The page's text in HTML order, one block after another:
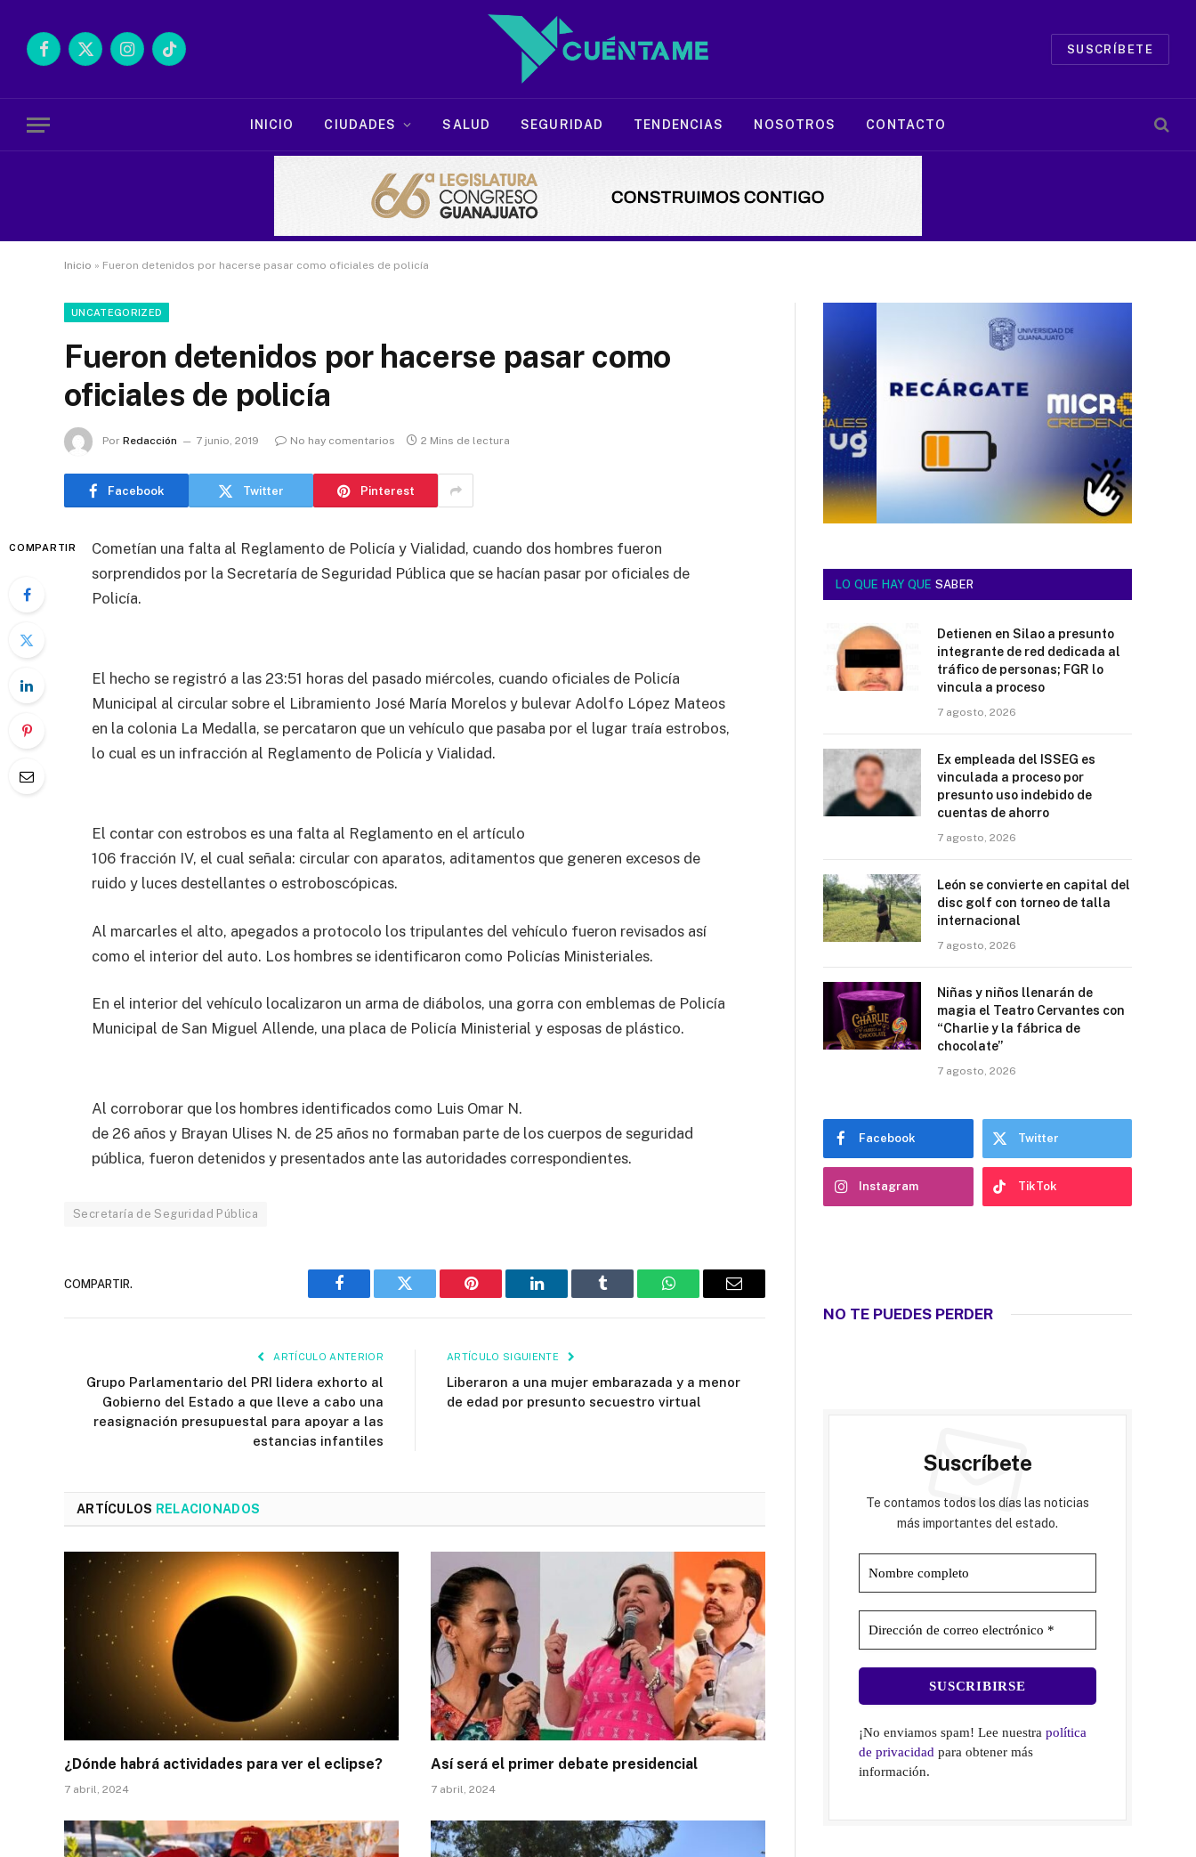
Facebook
X
InstagramTikTok
SUSCRÍBETE
INICIO CIUDADES SALUD SEGURIDAD TENDENCIAS NOSOTROS CONTACTO
Inicio » Fueron detenidos por hacerse pasar como oficiales de policía
UNCATEGORIZED
Fueron detenidos por hacerse pasar como
oficiales de policía
Por Redacción 7 junio, 2019 No hay comentarios 2 Mins de lectura
Facebook Twitter Pinterest
COMPARTIR
Cometían una falta al Reglamento de Policía y Vialidad, cuando dos hombres fueron
sorprendidos por la Secretaría de Seguridad Pública que se hacían pasar por oficiales de
Policía.
El hecho se registró a las 23:51 horas del pasado miércoles, cuando oficiales de Policía
Municipal al circular sobre el Libramiento José María Morelos y bulevar Adolfo López Mateos
en la colonia La Medalla, se percataron que un vehículo que pasaba por el lugar traía estrobos,
lo cual es un infracción al Reglamento de Policía y Vialidad.
El contar con estrobos es una falta al Reglamento en el artículo
106 fracción IV, el cual señala: circular con aparatos, aditamentos que generen excesos de
ruido y luces destellantes o estroboscópicas.
Al marcarles el alto, apegados a protocolo los tripulantes del vehículo fueron revisados así
como el interior del auto. Los hombres se identificaron como Policías Ministeriales.
En el interior del vehículo localizaron un arma de diábolos, una gorra con emblemas de Policía
Municipal de San Miguel Allende, una placa de Policía Ministerial y esposas de plástico.
Al corroborar que los hombres identificados como Luis Omar N.
de 26 años y Brayan Ulises N. de 25 años no formaban parte de los cuerpos de seguridad
pública, fueron detenidos y presentados ante las autoridades correspondientes.
Secretaría de Seguridad Pública
COMPARTIR.
Facebook Twitter Pinterest LinkedIn Tumblr WhatsAppEmail
ARTÍCULO ANTERIOR
Grupo Parlamentario del PRI lidera exhorto al
Gobierno del Estado a que lleve a cabo una
reasignación presupuestal para apoyar a las
estancias infantiles
ARTÍCULO SIGUIENTE
Liberaron a una mujer embarazada y a menor
de edad por presunto secuestro virtual
ARTÍCULOS RELACIONADOS
¿Dónde habrá actividades para ver el eclipse?
7 abril, 2024
Así será el primer debate presidencial
7 abril, 2024
LO QUE HAY QUE SABER
Detienen en Silao a presunto
integrante de red dedicada al
tráfico de personas; FGR lo
vincula a proceso
7 agosto, 2026
Ex empleada del ISSEG es
vinculada a proceso por
presunto uso indebido de
cuentas de ahorro
7 agosto, 2026
León se convierte en capital del
disc golf con torneo de talla
internacional
7 agosto, 2026
Niñas y niños llenarán de
magia el Teatro Cervantes con
“Charlie y la fábrica de
chocolate”
7 agosto, 2026
Facebook Twitter
Instagram TikTok
NO TE PUEDES PERDER
Suscríbete
Te contamos todos los días las noticias
más importantes del estado.
¡No enviamos spam! Lee nuestrapolítica
de privacidad para obtener más
información.